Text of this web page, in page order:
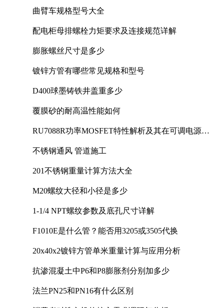
曲臂车规格型号大全
配电柜母排螺栓力矩要求及连接规范详解
膨胀螺丝尺寸是多少
镀锌方管有哪些常见规格和型号
D400球墨铸铁井盖重多少
覆膜砂的耐高温性能如何
RU7088R功率MOSFET特性解析及其在可调电源设
不锈钢通风 管道施工
201不锈钢重量计算方法大全
M20螺纹大径和小径是多少
1-1/4 NPT螺纹参数及底孔尺寸详解
F1010E是什么管？能否用3205或3505代换
20x40x2镀锌方管单米重量计算与应用分析
抗渗混凝土中P6和P8膨胀剂分别加多少
法兰PN25和PN16有什么区别